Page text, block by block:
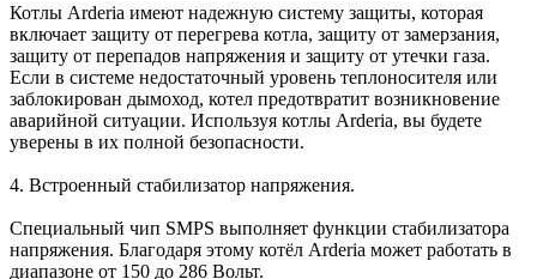
Котлы Arderia имеют надежную систему защиты, которая
включает защиту от перегрева котла, защиту от замерзания,
защиту от перепадов напряжения и защиту от утечки газа.
Если в системе недостаточный уровень теплоносителя или
заблокирован дымоход, котел предотвратит возникновение
аварийной ситуации. Используя котлы Arderia, вы будете
уверены в их полной безопасности.
4. Встроенный стабилизатор напряжения.
Специальный чип SMPS выполняет функции стабилизатора
напряжения. Благодаря этому котёл Arderia может работать в
диапазоне от 150 до 286 Вольт.